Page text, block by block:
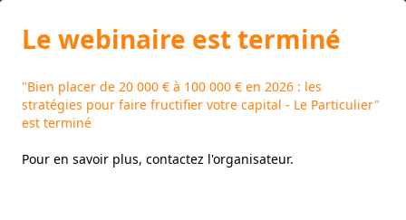
Le webinaire est terminé
"Bien placer de 20 000 € à 100 000 € en 2026 : les
stratégies pour faire fructifier votre capital - Le Particulier"
est terminé
Pour en savoir plus, contactez l'organisateur.